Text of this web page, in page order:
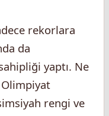
rekorlara
da
yaptı. Ne
rengi ve